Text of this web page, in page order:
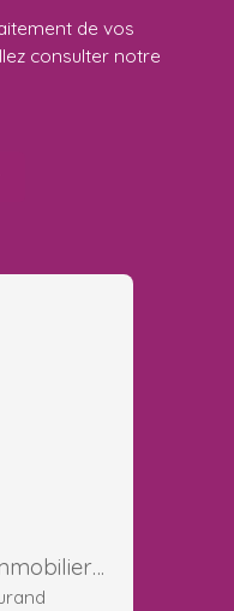
de vos
consulter notre
Maurice Garcin Immobilier Carpentras Albin Durand